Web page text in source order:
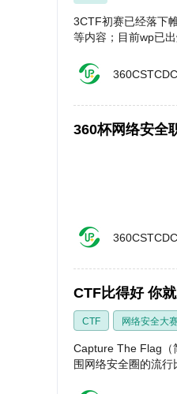
3CTF初赛已经落下
等内容；目前wp已
360CSTCDC
360杯网络安全
360CSTCDC
CTF比得好 你
CTF 网络安全大
Capture The Flag（
围网络安全圈的流行